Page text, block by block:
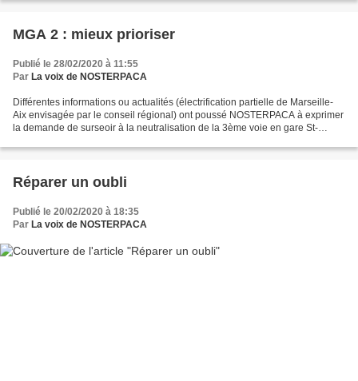
MGA 2 : mieux prioriser
Publié le 28/02/2020 à 11:55
Par La voix de NOSTERPACA
Différentes informations ou actualités (électrification partielle de Marseille-
Aix envisagée par le conseil régional) ont poussé NOSTERPACA à exprimer
la demande de surseoir à la neutralisation de la 3ème voie en gare St-
Réparer un oubli
Publié le 20/02/2020 à 18:35
Par La voix de NOSTERPACA